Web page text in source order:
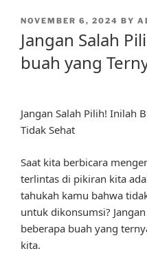
POSTED
NOVEMBER 6, 2024 BY
Jangan Salah
buah yang
Jangan Salah Pilih! Inilah
Tidak Sehat
Saat kita berbicara
terlintas di pikiran kita
tahukah kamu bahwa
untuk dikonsumsi?
beberapa buah yang
kita.